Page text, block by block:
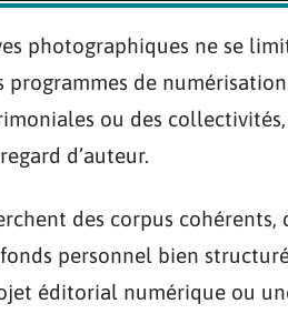
photographiques ne se
programmes de
ou des
d’auteur.
des corpus
personnel bien
éditorial numérique ou